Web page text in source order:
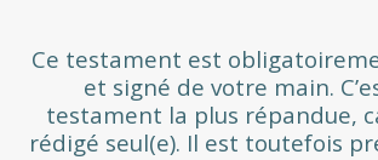
Ce testament est
et signé de votre main.
testament la plus répandue,
rédigé seul(e). Il est toutefois